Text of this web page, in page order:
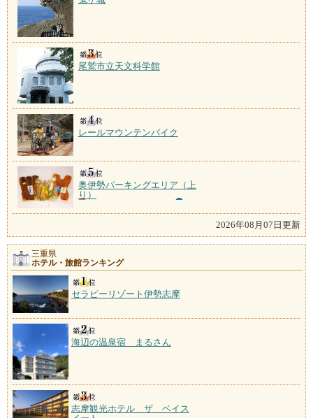
尾鷲市立天文科学館
レールマウンテンバイク
奥伊勢パーキングエリア（上
り）
2026年08月07日更新
三重県
ホテル・旅館ランキング
セラピーリゾート伊勢志摩
海辺の温泉宿 まるさん
志摩観光ホテル ザ ベイス